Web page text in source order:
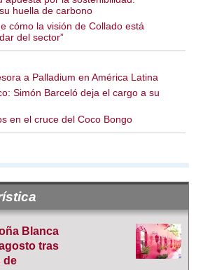
huella de carbono
cómo la visión de Collado está
del sector”
a Palladium en América Latina
Simón Barceló deja el cargo a su
en el cruce del Coco Bongo
Blanca
tras
de